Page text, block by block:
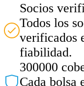
Socios
Todos los
verificados
fiabilidad.
300000
Cada bolsa